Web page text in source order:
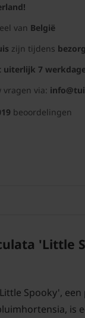
van België
zijn tijdens
uiterlijk 7
vragen via:
beoordelingen
'Little
Spooky',
is